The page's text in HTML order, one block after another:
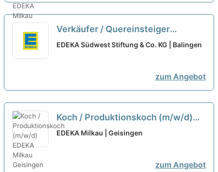
Verkäufer / Quereinsteiger
Frischetheke (m/w/d) Vollzeit oder
EDEKA Südwest Stiftung & Co. KG | Balingen
zum Angebot
Koch / Produktionskoch (m/w/d)
neu
EDEKA Milkau | Geisingen
zum Angebot